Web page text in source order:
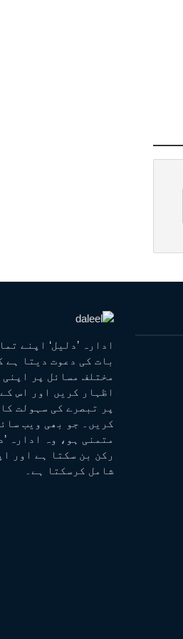
ادارہ ’دلیل‘ اپنے
بات کی دعوت دیتا ہے
مختلف مسائل پر اپنی
اظہار کریں اور اس
پر تبصرے کی سہولت
کریں۔ جو بھی ویب
متمنی ہو، وہ ادارہ
رکن بن سکتا ہے اور
شامل کرسکتا ہے۔